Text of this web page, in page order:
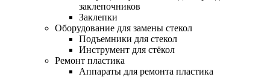
заклепочников
Заклепки
Оборудование для замены стекол
Подъемники для стекол
Инструмент для стёкол
Ремонт пластика
Аппараты для ремонта пластика